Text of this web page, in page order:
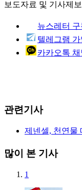
보도자료 및 기사제보
뉴스레터 구
텔레그램 가
카카오톡 채
관련기사
제넨셀, 천연물
많이 본 기사
1